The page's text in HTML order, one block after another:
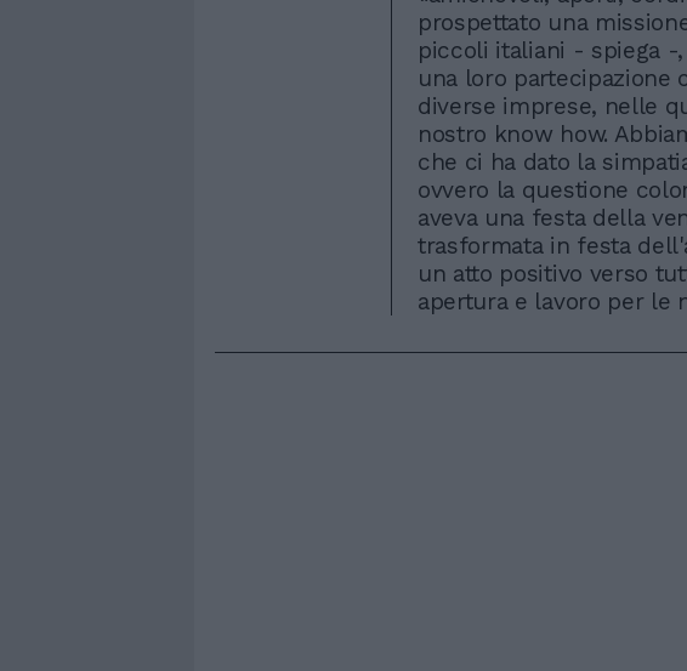
prospettato una
piccoli italiani - spiega -
una loro
diverse imprese, nelle
nostro know how.
che ci ha dato la
ovvero la questione
aveva una festa della
trasformata in festa
un atto positivo verso
apertura e lavoro per le